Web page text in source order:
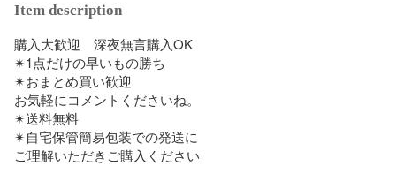
Item description
購入大歓迎　深夜無言購入OK
✴︎1点だけの早いもの勝ち
✴︎おまとめ買い歓迎
お気軽にコメントくださいね。
✴︎送料無料
✴︎自宅保管簡易包装での発送に
ご理解いただきご購入ください